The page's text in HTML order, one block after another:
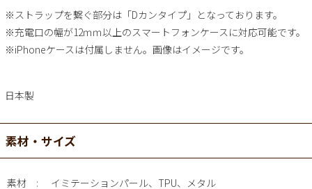
※ストラップを繋ぐ部分は「Dカンタイプ」となっております。
※充電口の幅が12ｍｍ以上のスマートフォンケースに対応可能です。
※iPhoneケースは付属しません。画像はイメージです。
日本製
素材・サイズ
素材
イミテーションパール、TPU、メタル